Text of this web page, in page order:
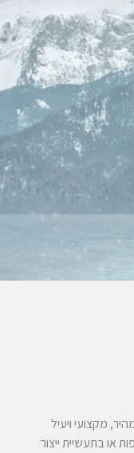
מקצועי ויעיל
או בתעשיית ייצור